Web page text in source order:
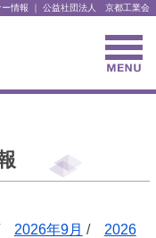
ー情報 ｜ 公益社団法人 京都工業会
2026年9月 / 2026